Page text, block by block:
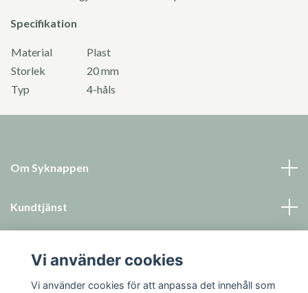
Specifikation
Material
Plast
Storlek
20 mm
Typ
4-håls
Om Syknappen
Kundtjänst
Sociala medier
Vi använder cookies
Vi använder cookies för att anpassa det innehåll som